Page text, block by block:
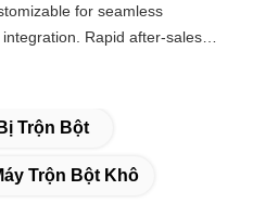
for seamless
Rapid after-sales
Trộn Bột
Trộn Bột Khô